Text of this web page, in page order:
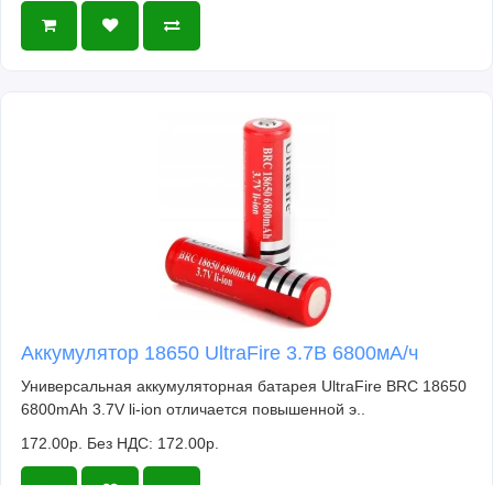
Аккумулятор 18650 UltraFire 3.7В 6800мА/ч
Универсальная аккумуляторная батарея UltraFire BRC 18650
6800mAh 3.7V li-ion отличается повышенной э..
172.00р. Без НДС: 172.00р.